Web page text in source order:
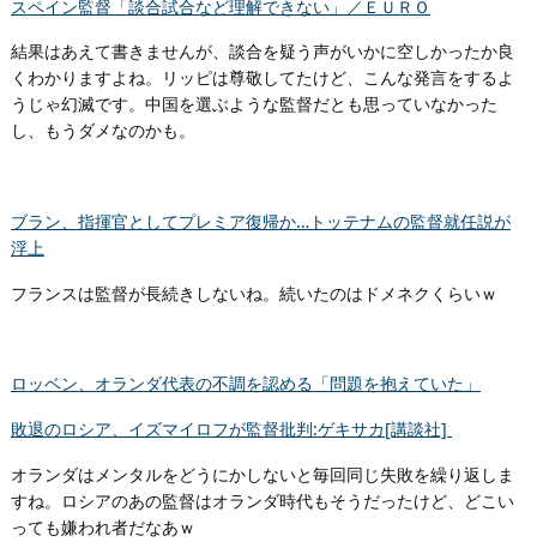
スペイン監督「談合試合など理解できない」／ＥＵＲＯ
結果はあえて書きませんが、談合を疑う声がいかに空しかったか良
くわかりますよね。リッピは尊敬してたけど、こんな発言をするよ
うじゃ幻滅です。中国を選ぶような監督だとも思っていなかった
し、もうダメなのかも。
ブラン、指揮官としてプレミア復帰か…トッテナムの監督就任説が
浮上
フランスは監督が長続きしないね。続いたのはドメネクくらいｗ
ロッベン、オランダ代表の不調を認める「問題を抱えていた」
敗退のロシア、イズマイロフが監督批判:ゲキサカ[講談社]
オランダはメンタルをどうにかしないと毎回同じ失敗を繰り返しま
すね。ロシアのあの監督はオランダ時代もそうだったけど、どこい
っても嫌われ者だなあｗ